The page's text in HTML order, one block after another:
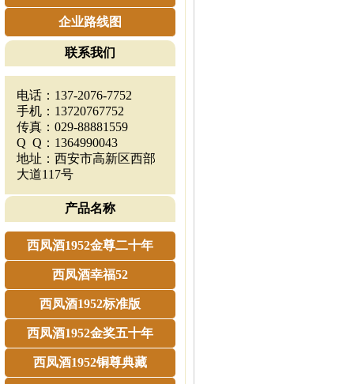
企业路线图
联系我们
电话：137-2076-7752
手机：13720767752
传真：029-88881559
Q Q：1364990043
地址：西安市高新区西部
大道117号
产品名称
西凤酒1952金尊二十年
西凤酒幸福52
西凤酒1952标准版
西凤酒1952金奖五十年
西凤酒1952铜尊典藏